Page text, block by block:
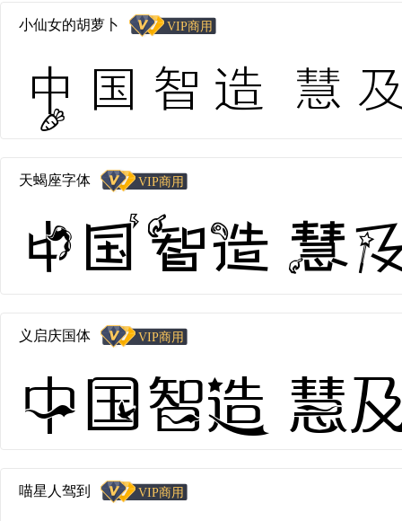
小仙女的胡萝卜
中国智造 慧
天蝎座字体
中国智造 慧
义启庆国体
中国智造 慧
喵星人驾到